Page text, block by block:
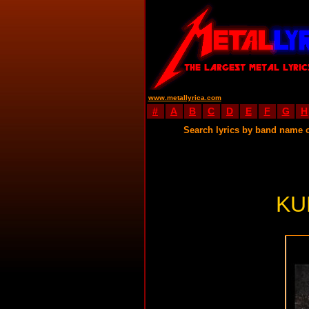
www.metallyrica.com
# A B C D E F G H
Search lyrics by band name